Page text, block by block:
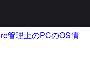
管理上のPCのOS情